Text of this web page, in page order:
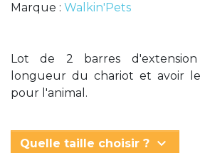
Marque : Walkin'Pets
Lot de 2 barres
longueur du chariot et avoir
pour l'animal.
Quelle taille choisir ? keyboard_arrow_down